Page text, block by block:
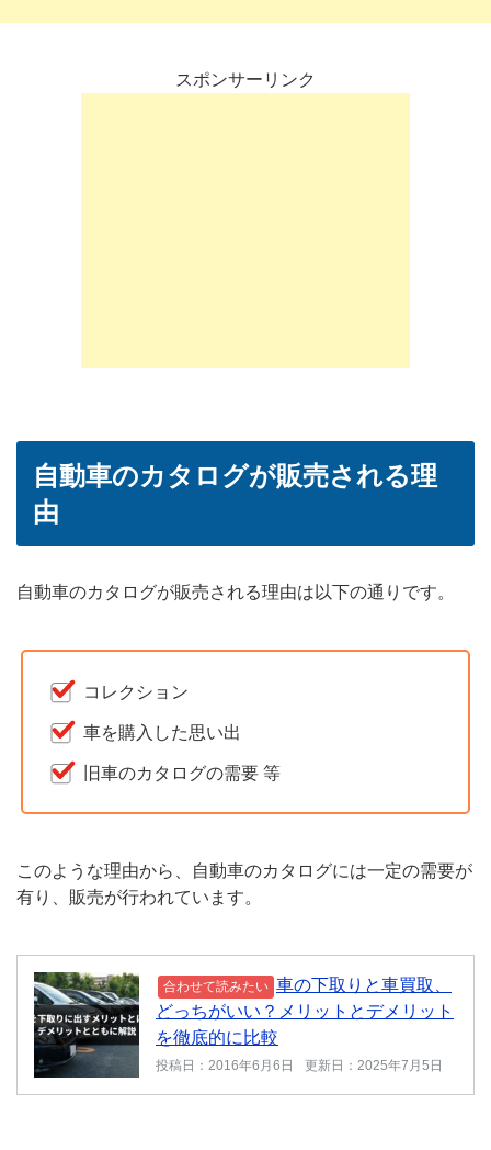
スポンサーリンク
自動車のカタログが販売される理
由
自動車のカタログが販売される理由は以下の通りです。
コレクション
車を購入した思い出
旧車のカタログの需要 等
このような理由から、自動車のカタログには一定の需要が
有り、販売が行われています。
合わせて読みたい 車の下取りと車買取、
どっちがいい？メリットとデメリット
を徹底的に比較
投稿日：2016年6月6日 更新日：2025年7月5日